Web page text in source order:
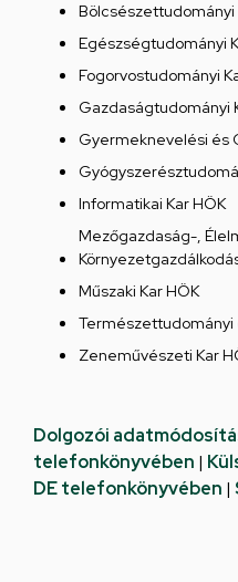
Bölcsészettudományi
Egészségtudományi
Fogorvostudományi
Gazdaságtudományi
Gyermeknevelési és
Informatikai Kar HÖK
Mezőgazdaság-,
Műszaki Kar HÖK
Természettudományi
Zeneművészeti Kar
Dolgozói
telefonkönyvében |
DE telefonkönyvében |